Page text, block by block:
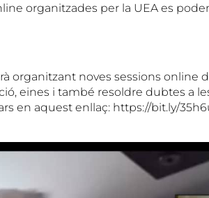
organitzades per la UEA es
organitzant noves sessions online
eines i també resoldre dubtes a
en aquest enllaç: https://bit.ly/